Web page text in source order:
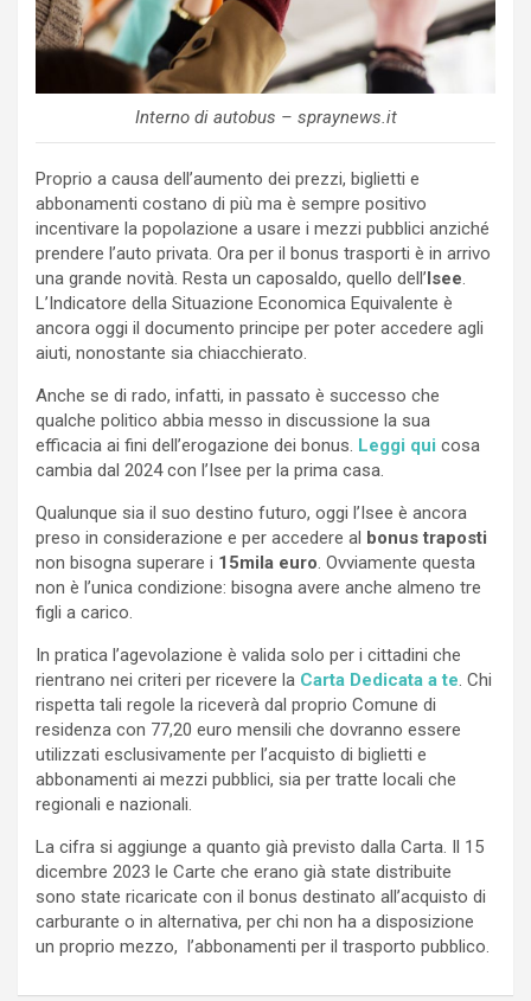
Interno di autobus – spraynews.it
Proprio a causa dell’aumento dei prezzi, biglietti e
abbonamenti costano di più ma è sempre positivo
incentivare la popolazione a usare i mezzi pubblici anziché
prendere l’auto privata. Ora per il bonus trasporti è in arrivo
una grande novità. Resta un caposaldo, quello dell’Isee.
L’Indicatore della Situazione Economica Equivalente è
ancora oggi il documento principe per poter accedere agli
aiuti, nonostante sia chiacchierato.
Anche se di rado, infatti, in passato è successo che
qualche politico abbia messo in discussione la sua
efficacia ai fini dell’erogazione dei bonus. Leggi qui cosa
cambia dal 2024 con l’Isee per la prima casa.
Qualunque sia il suo destino futuro, oggi l’Isee è ancora
preso in considerazione e per accedere al bonus traposti
non bisogna superare i 15mila euro. Ovviamente questa
non è l’unica condizione: bisogna avere anche almeno tre
figli a carico.
In pratica l’agevolazione è valida solo per i cittadini che
rientrano nei criteri per ricevere la Carta Dedicata a te. Chi
rispetta tali regole la riceverà dal proprio Comune di
residenza con 77,20 euro mensili che dovranno essere
utilizzati esclusivamente per l’acquisto di biglietti e
abbonamenti ai mezzi pubblici, sia per tratte locali che
regionali e nazionali.
La cifra si aggiunge a quanto già previsto dalla Carta. Il 15
dicembre 2023 le Carte che erano già state distribuite
sono state ricaricate con il bonus destinato all’acquisto di
carburante o in alternativa, per chi non ha a disposizione
un proprio mezzo, l’abbonamenti per il trasporto pubblico.